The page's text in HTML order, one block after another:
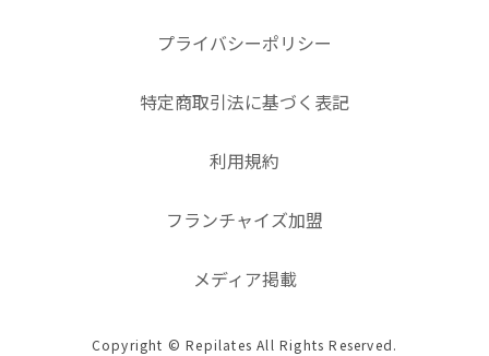
プライバシーポリシー
特定商取引法に基づく表記
利用規約
フランチャイズ加盟
メディア掲載
Copyright © Repilates All Rights Reserved.